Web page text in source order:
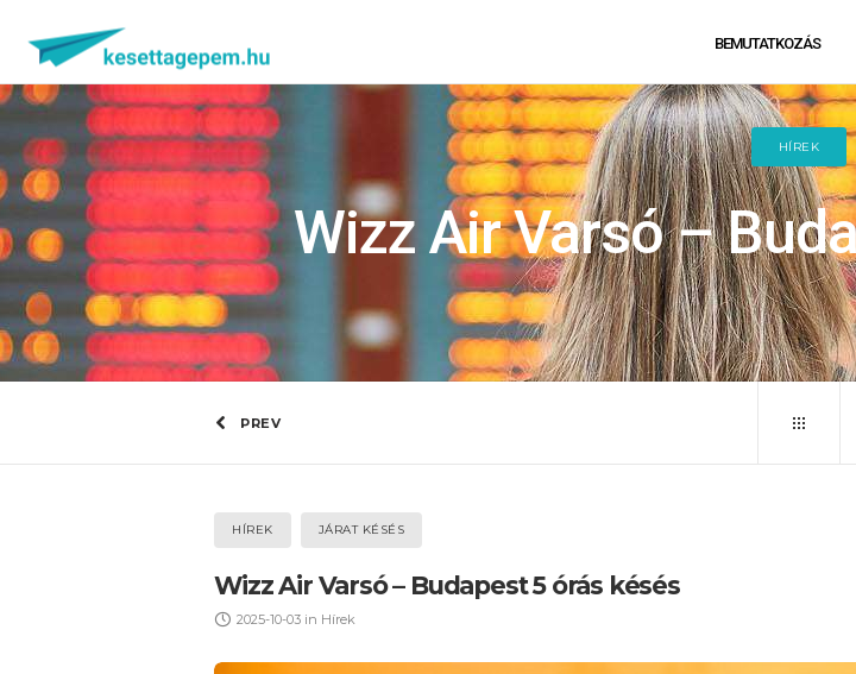
BEMUTATKOZÁS
HÍREK
Wizz Air Varsó –
PREV
HÍREK JÁRAT KÉSÉS
Wizz Air Varsó – Budapest 5 órás késés
2025-10-03 in Hírek